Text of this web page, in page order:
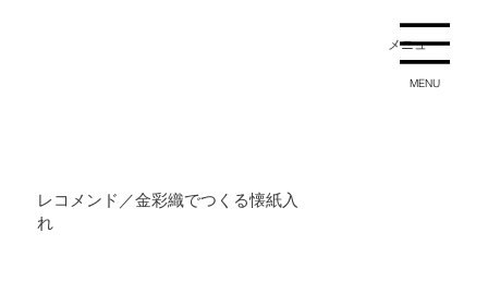
メニュー
MENU
レコメンド／金彩織でつくる懐紙入
れ